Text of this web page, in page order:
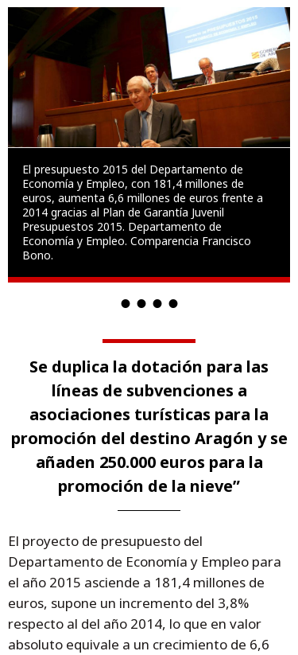
El presupuesto 2015 del Departamento de
Economía y Empleo, con 181,4 millones de
euros, aumenta 6,6 millones de euros frente a
2014 gracias al Plan de Garantía Juvenil
Presupuestos 2015. Departamento de
Economía y Empleo. Comparencia Francisco
Bono.
Se duplica la dotación para las
líneas de subvenciones a
asociaciones turísticas para la
promoción del destino Aragón y se
añaden 250.000 euros para la
promoción de la nieve”
El proyecto de presupuesto del
Departamento de Economía y Empleo para
el año 2015 asciende a 181,4 millones de
euros, supone un incremento del 3,8%
respecto al del año 2014, lo que en valor
absoluto equivale a un crecimiento de 6,6